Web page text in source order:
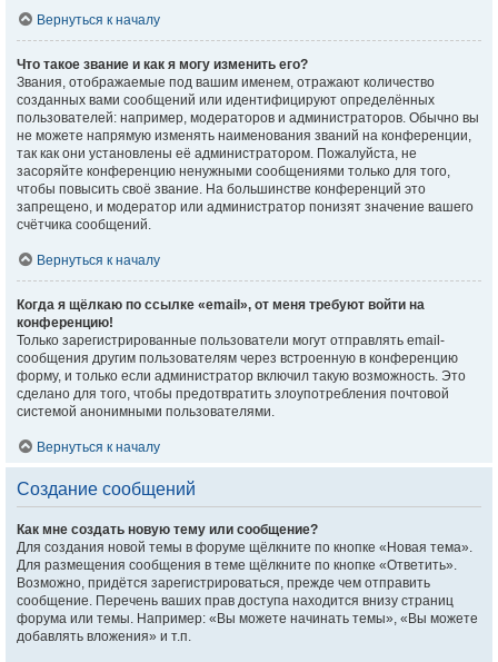
Вернуться к началу
Что такое звание и как я могу изменить его?
Звания, отображаемые под вашим именем, отражают количество
созданных вами сообщений или идентифицируют определённых
пользователей: например, модераторов и администраторов. Обычно вы
не можете напрямую изменять наименования званий на конференции,
так как они установлены её администратором. Пожалуйста, не
засоряйте конференцию ненужными сообщениями только для того,
чтобы повысить своё звание. На большинстве конференций это
запрещено, и модератор или администратор понизят значение вашего
счётчика сообщений.
Вернуться к началу
Когда я щёлкаю по ссылке «email», от меня требуют войти на
конференцию!
Только зарегистрированные пользователи могут отправлять email-
сообщения другим пользователям через встроенную в конференцию
форму, и только если администратор включил такую возможность. Это
сделано для того, чтобы предотвратить злоупотребления почтовой
системой анонимными пользователями.
Вернуться к началу
Создание сообщений
Как мне создать новую тему или сообщение?
Для создания новой темы в форуме щёлкните по кнопке «Новая тема».
Для размещения сообщения в теме щёлкните по кнопке «Ответить».
Возможно, придётся зарегистрироваться, прежде чем отправить
сообщение. Перечень ваших прав доступа находится внизу страниц
форума или темы. Например: «Вы можете начинать темы», «Вы можете
добавлять вложения» и т.п.